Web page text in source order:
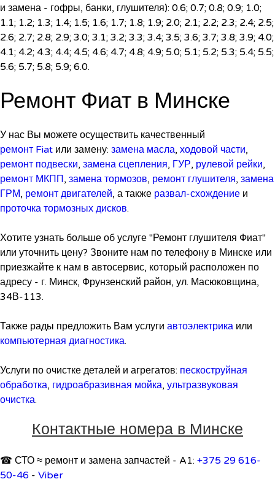
и замена - гофры, банки, глушителя): 0.6; 0.7; 0.8; 0.9; 1.0;
1.1; 1.2; 1.3; 1.4; 1.5; 1.6; 1.7; 1.8; 1.9; 2.0; 2.1; 2.2; 2.3; 2.4; 2.5;
2.6; 2.7; 2.8; 2.9; 3.0; 3.1; 3.2; 3.3; 3.4; 3.5; 3.6; 3.7; 3.8; 3.9; 4.0;
4.1; 4.2; 4.3; 4.4; 4.5; 4.6; 4.7; 4.8; 4.9; 5.0; 5.1; 5.2; 5.3; 5.4; 5.5;
5.6; 5.7; 5.8; 5.9; 6.0.
Ремонт Фиат в Минске
У нас Вы можете осуществить качественный
ремонт Fiat или замену: замена масла, ходовой части,
ремонт подвески, замена сцепления, ГУР, рулевой рейки,
ремонт МКПП, замена тормозов, ремонт глушителя, замена
ГРМ, ремонт двигателей, а также развал-схождение и
проточка тормозных дисков.
Хотите узнать больше об услуге "Ремонт глушителя Фиат"
или уточнить цену? Звоните нам по телефону в Минске или
приезжайте к нам в автосервис, который расположен по
адресу - г. Минск, Фрунзенский район, ул. Масюковщина,
34В-113.
Также рады предложить Вам услуги автоэлектрика или
компьютерная диагностика.
Услуги по очистке деталей и агрегатов: пескоструйная
обработка, гидроабразивная мойка, ультразвуковая
очистка.
Контактные номера в Минске
☎ СТО ≈ ремонт и замена запчастей - A1: +375 29 616-
50-46 - Viber